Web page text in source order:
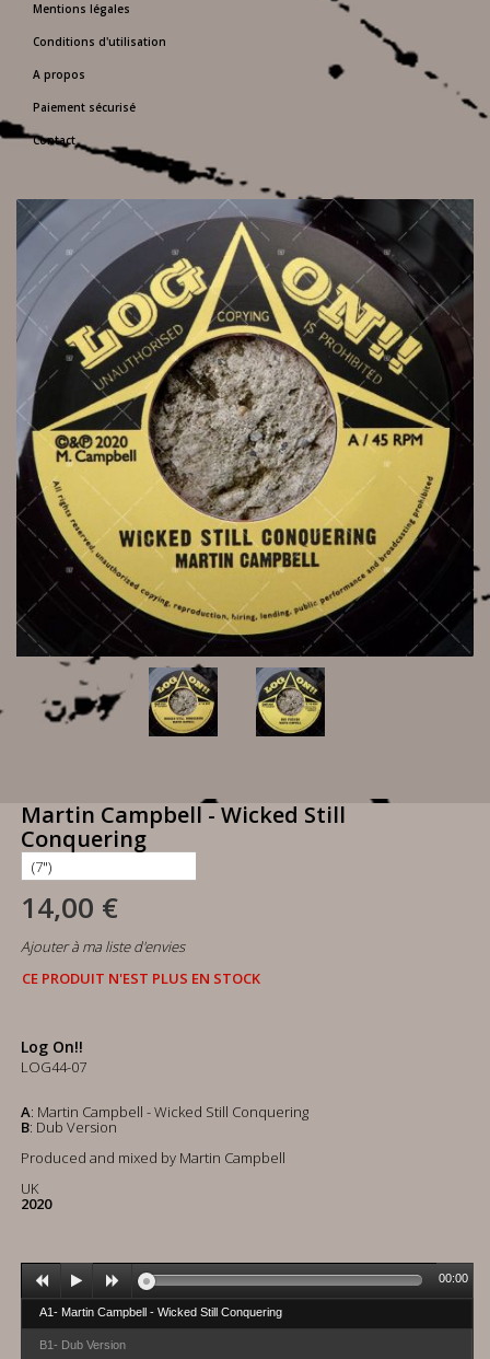
Mentions légales
Conditions d'utilisation
A propos
Paiement sécurisé
Contact
Martin Campbell - Wicked Still
Conquering
14,00 €
Ajouter à ma liste d'envies
CE PRODUIT N'EST PLUS EN STOCK
Log On!!
LOG44-07
A: Martin Campbell - Wicked Still Conquering
B: Dub Version
Produced and mixed by Martin Campbell
UK
2020
A1- Martin Campbell - Wicked Still Conquering
B1- Dub Version
00:00